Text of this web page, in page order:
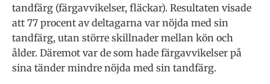
tandfärg (färgavvikelser, fläckar). Resultaten visade
att 77 procent av deltagarna var nöjda med sin
tandfärg, utan större skillnader mellan kön och
ålder. Däremot var de som hade färgavvikelser på
sina tänder mindre nöjda med sin tandfärg.